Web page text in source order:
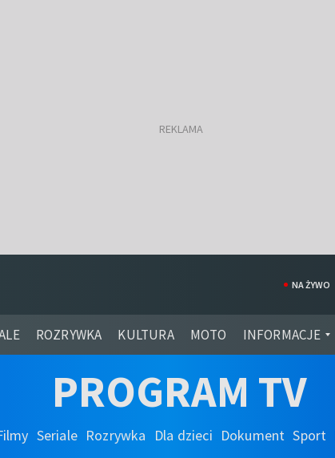
ROZRYWKA KULTURA MOTO INFORMACJE
NA ŻYWO
PROGRAM TV
Seriale Rozrywka Dla dzieci Dokument Sport